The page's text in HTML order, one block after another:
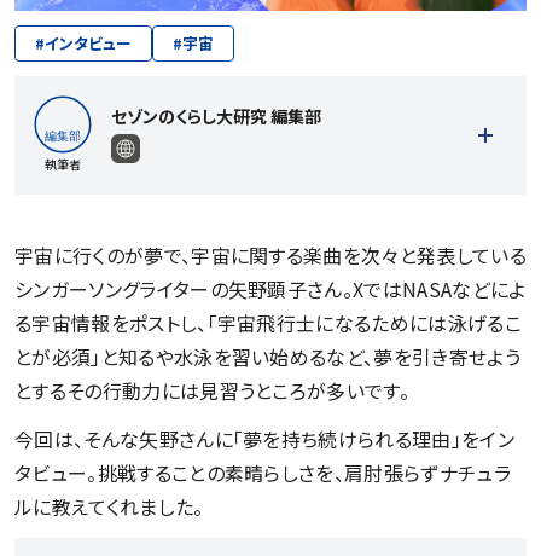
#インタビュー #宇宙
執筆者
セゾンのくらし大研究 編集部
記事一覧を見る
宇宙に行くのが夢で、宇宙に関する楽曲を次々と発表している
シンガーソングライターの矢野顕子さん。XではNASAなどによ
る宇宙情報をポストし、「宇宙飛行士になるためには泳げるこ
とが必須」と知るや水泳を習い始めるなど、夢を引き寄せよう
とするその行動力には見習うところが多いです。
今回は、そんな矢野さんに「夢を持ち続けられる理由」をイン
タビュー。挑戦することの素晴らしさを、肩肘張らずナチュラ
ルに教えてくれました。